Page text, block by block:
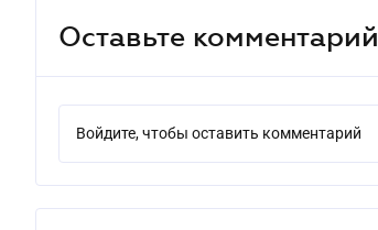
Оставьте комментарий
Войдите, чтобы оставить комментарий